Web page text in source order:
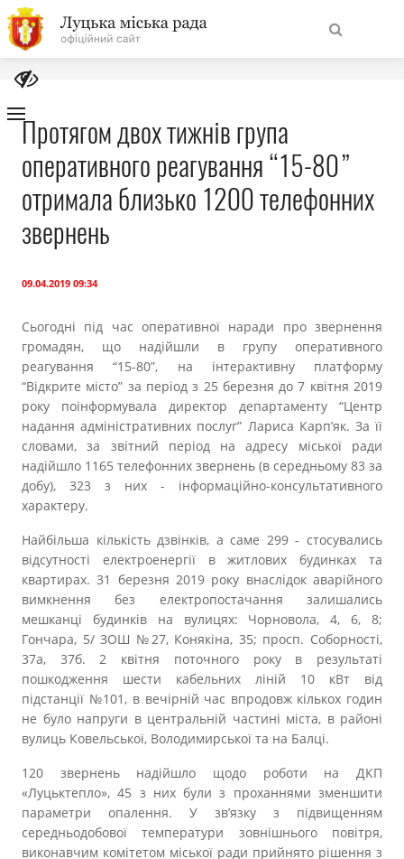
На
головну
Навігація
сайту
Про місто
Бюджет
Публічна інформація
Прозорість влади
Документи
Протягом двох тижнів група
оперативного реагування “15-80”
отримала близько 1200 телефонних
звернень
09.04.2019 09:34
Сьогодні під час оперативної наради про звернення
громадян, що надійшли в групу оперативного
реагування “15-80”, на інтерактивну платформу
“Відкрите місто” за період з 25 березня до 7 квітня 2019
року поінформувала директор департаменту “Центр
надання адміністративних послуг” Лариса Карп’як. За її
словами, за звітний період на адресу міської ради
надійшло 1165 телефонних звернень (в середньому 83 за
добу), 323 з них - інформаційно-консультативного
характеру.
Найбільша кількість дзвінків, а саме 299 - стосувались
відсутності електроенергії в житлових будинках та
квартирах. 31 березня 2019 року внаслідок аварійного
вимкнення без електропостачання залишались
мешканці будинків на вулицях: Чорновола, 4, 6, 8;
Гончара, 5/ ЗОШ №27, Конякіна, 35; просп. Соборності,
37а, 37б. 2 квітня поточного року в результаті
пошкодження шести кабельних ліній 10 кВт від
підстанції №101, в вечірній час впродовж кількох годин
не було напруги в центральній частині міста, в районі
вулиць Ковельської, Володимирської та на Балці.
120 звернень надійшло щодо роботи на ДКП
«Луцьктепло», 45 з них були з проханнями зменшити
параметри опалення. У зв’язку з підвищенням
середньодобової температури зовнішнього повітря,
виконавчим комітетом міської ради прийнято рішення з